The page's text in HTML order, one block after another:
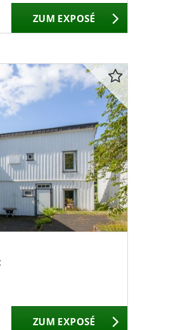
ZUM EXPOSÉ
ZUM EXPOSÉ